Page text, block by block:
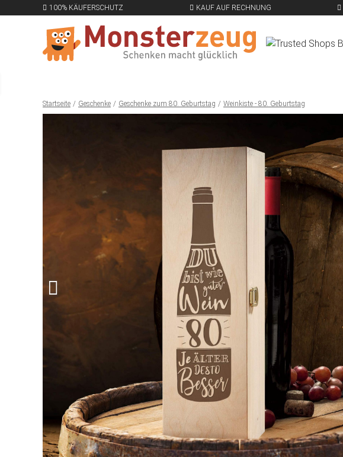
100% KÄUFERSCHUTZ KAUF AUF RECHNUNG
Startseite Geschenke Geschenke zum 80. Geburtstag Weinkiste - 80. Geburtstag